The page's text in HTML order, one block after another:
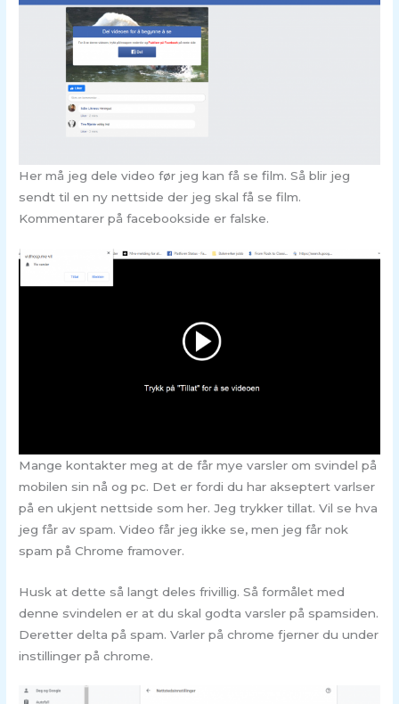
Her må jeg dele video før jeg kan få se film. Så blir jeg
sendt til en ny nettside der jeg skal få se film.
Kommentarer på facebookside er falske.
Mange kontakter meg at de får mye varsler om svindel på
mobilen sin nå og pc. Det er fordi du har akseptert varlser
på en ukjent nettside som her. Jeg trykker tillat. Vil se hva
jeg får av spam. Video får jeg ikke se, men jeg får nok
spam på Chrome framover.
Husk at dette så langt deles frivillig. Så formålet med
denne svindelen er at du skal godta varsler på spamsiden.
Deretter delta på spam. Varler på chrome fjerner du under
instillinger på chrome.